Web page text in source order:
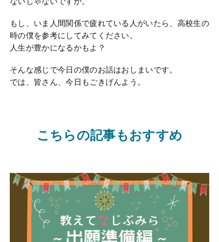
もし、いま人間関係で疲れている人がいたら、高校生の
時の僕を参考にしてみてください。
人生が豊かになるかもよ？
そんな感じで今日の僕のお話はおしまいです。
では、皆さん、今日もごきげんよう。
こちらの記事もおすすめ